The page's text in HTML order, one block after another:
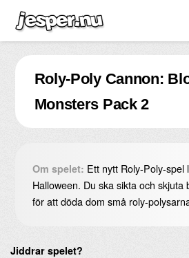
Spel ↓
Bilder ↓
Forum ↓
Länkar
Blandat ↓
Om sidan ↓
Roly-Poly Cannon:
Monsters Pack 2
Om spelet: Ett nytt Roly-Poly-spel
Halloween. Du ska sikta och skjuta
för att döda dom små roly-
Jiddrar spelet?